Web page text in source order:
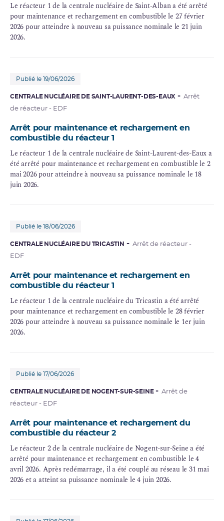
Le réacteur 1 de la centrale nucléaire de Saint-Alban a été arrêté
pour maintenance et rechargement en combustible le 27 février
2026 pour atteindre à nouveau sa puissance nominale le 21 juin
2026.
Publié le 19/06/2026
CENTRALE NUCLÉAIRE DE SAINT-LAURENT-DES-EAUX
Arrêt
de réacteur - EDF
Arrêt pour maintenance et rechargement en
combustible du réacteur 1
Le réacteur 1 de la centrale nucléaire de Saint-Laurent-des-Eaux a
été arrêté pour maintenance et rechargement en combustible le 2
mai 2026 pour atteindre à nouveau sa puissance nominale le 18
juin 2026.
Publié le 18/06/2026
CENTRALE NUCLÉAIRE DU TRICASTIN
Arrêt de réacteur -
EDF
Arrêt pour maintenance et rechargement en
combustible du réacteur 1
Le réacteur 1 de la centrale nucléaire du Tricastin a été arrêté
pour maintenance et rechargement en combustible le 28 février
2026 pour atteindre à nouveau sa puissance nominale le 1er juin
2026.
Publié le 17/06/2026
CENTRALE NUCLÉAIRE DE NOGENT-SUR-SEINE
Arrêt de
réacteur - EDF
Arrêt pour maintenance et rechargement du
combustible du réacteur 2
Le réacteur 2 de la centrale nucléaire de Nogent-sur-Seine a été
arrêté pour maintenance et rechargement en combustible le 4
avril 2026. Après redémarrage, il a été couplé au réseau le 31 mai
2026 et a atteint sa puissance nominale le 4 juin 2026.